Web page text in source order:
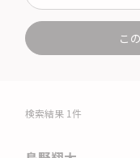
こ
検索結果 1件